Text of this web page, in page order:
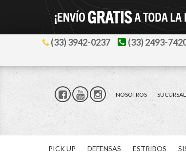
(33) 3942-0237 (33) 2493-
NOSOTROS
PICK UP DEFENSAS ESTRIBOS